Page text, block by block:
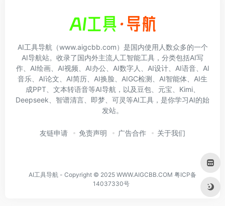
AI工具导航（www.aigcbb.com）是国内使用人数众多的一个
AI导航站。收录了国内外主流人工智能工具，分类包括AI写
作、AI绘画、AI视频、AI办公、AI数字人、AI设计、AI语音、AI
音乐、AI论文、AI简历、AI换脸、AIGC检测、AI智能体、AI生
成PPT、文本转语音等AI导航，以及豆包、元宝、Kimi、
Deepseek、智谱清言、即梦、可灵等AI工具，是你学习AI的始
发站。
友链申请 免责声明 广告合作 关于我们
AI工具导航 - Copyright © 2025 WWW.AIGCBB.COM 粤ICP备
14037330号